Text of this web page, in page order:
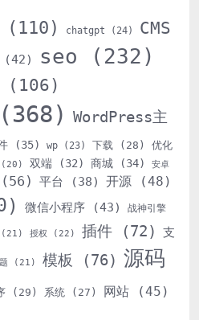
(110) chatgpt (24)
CMS
(42) seo (232)
(106)
WordPress主
(35) wp (23) 下载 (28)
优化
(20) 双端 (32) 商城 (34)
安卓
(56) 平台 (38) 开源 (48)
微信小程序 (43) 战神引擎
(21) 授权 (22) 插件 (72)
支
(21) 模板 (76) 源码
(29) 系统 (27) 网站 (45)